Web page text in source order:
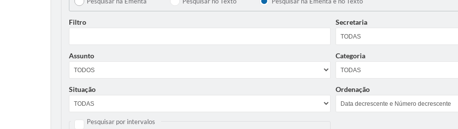
Filtro Secretaria
Assunto Categoria
Situação Ordenação
Pesquisar por intervalos